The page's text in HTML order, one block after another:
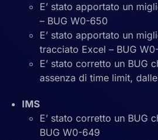
E’ stato apportato un
– BUG W0-650
E’ stato apportato un
tracciato Excel – BUG
E’ stato corretto un BUG
assenza di time limit,
IMS
E’ stato corretto un BUG
BUG W0-649